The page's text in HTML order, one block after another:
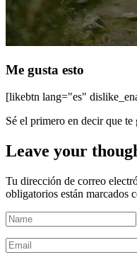
Me gusta esto
[likebtn lang="es"
Sé el primero en decir que te
Leave your
Tu dirección de correo
obligatorios están marcados